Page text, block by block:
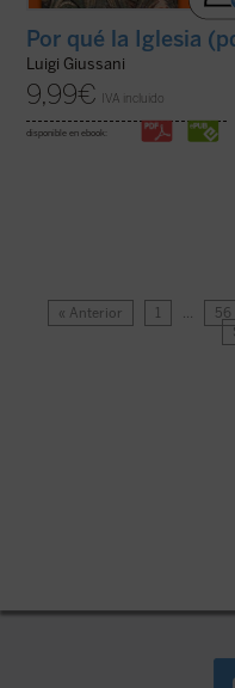
Por qué la Iglesia
Luigi Giussani
9,99€ IVA incluido
disponible en ebook:
« Anterior 1 … 56